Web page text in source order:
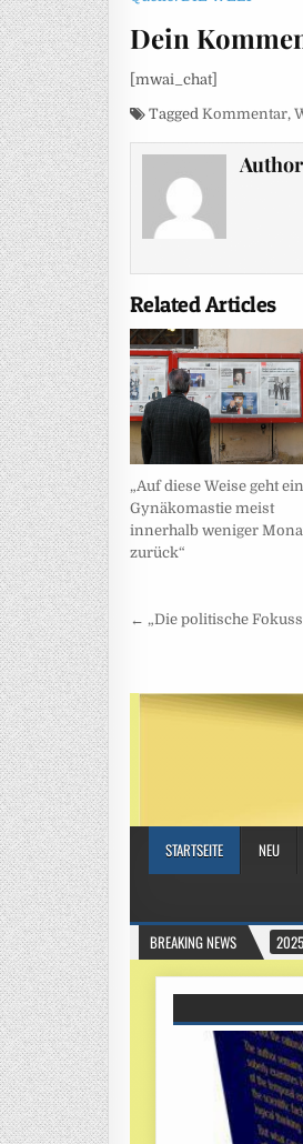
Dein
[mwai_chat]
Tagged Kommentar,
Related Articles
„Auf diese Weise geht
Gynäkomastie meist
innerhalb weniger
zurück“
← „Die politische